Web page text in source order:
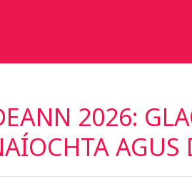
2026:
AGUS